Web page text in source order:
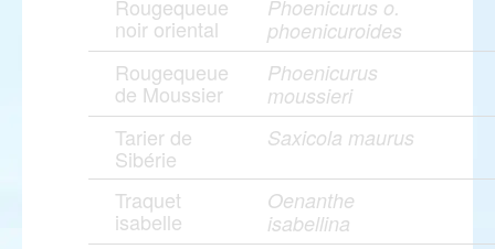
Rougequeue
noir oriental
Phoenicurus o.
phoenicuroides
Rougequeue
de Moussier
Phoenicurus
moussieri
Tarier de
Sibérie
Saxicola maurus
Traquet
isabelle
Oenanthe
isabellina